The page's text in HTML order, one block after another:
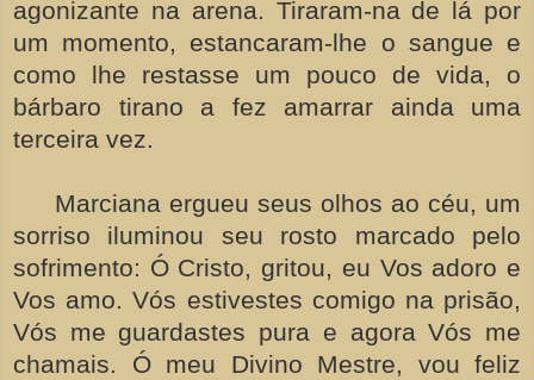
agonizante na arena. Tiraram-na de lá por
um momento, estancaram-lhe o sangue e
como lhe restasse um pouco de vida, o
bárbaro tirano a fez amarrar ainda uma
terceira vez.
Marciana ergueu seus olhos ao céu, um
sorriso iluminou seu rosto marcado pelo
sofrimento: Ó Cristo, gritou, eu Vos adoro e
Vos amo. Vós estivestes comigo na prisão,
Vós me guardastes pura e agora Vós me
chamais. Ó meu Divino Mestre, vou feliz